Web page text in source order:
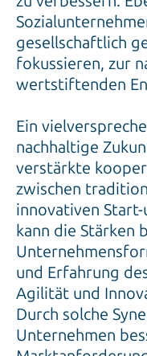
gesellschaftlich
fokussieren, zur
wertstiftenden
Ein
nachhaltige
verstärkte
zwischen
innovativen Start-
kann die Stärken
und Erfahrung
Agilität und
Durch solche
Unternehmen
nachhaltiges